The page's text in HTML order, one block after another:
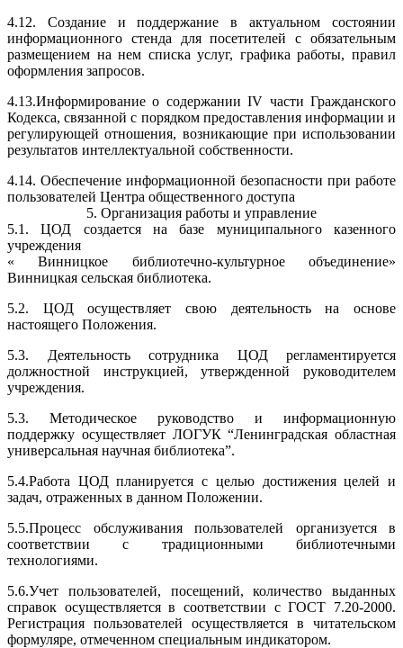
4.12. Создание и поддержание в актуальном состоянии
информационного стенда для посетителей с обязательным
размещением на нем списка услуг, графика работы, правил
оформления запросов.
4.13.Информирование о содержании IV части Гражданского
Кодекса, связанной с порядком предоставления информации и
регулирующей отношения, возникающие при использовании
результатов интеллектуальной собственности.
4.14. Обеспечение информационной безопасности при работе
пользователей Центра общественного доступа
5. Организация работы и управление
5.1. ЦОД создается на базе муниципального казенного
учреждения
« Винницкое библиотечно-культурное объединение»
Винницкая сельская библиотека.
5.2. ЦОД осуществляет свою деятельность на основе
настоящего Положения.
5.3. Деятельность сотрудника ЦОД регламентируется
должностной инструкцией, утвержденной руководителем
учреждения.
5.3. Методическое руководство и информационную
поддержку осуществляет ЛОГУК “Ленинградская областная
универсальная научная библиотека”.
5.4.Работа ЦОД планируется с целью достижения целей и
задач, отраженных в данном Положении.
5.5.Процесс обслуживания пользователей организуется в
соответствии с традиционными библиотечными
технологиями.
5.6.Учет пользователей, посещений, количество выданных
справок осуществляется в соответствии с ГОСТ 7.20-2000.
Регистрация пользователей осуществляется в читательском
формуляре, отмеченном специальным индикатором.